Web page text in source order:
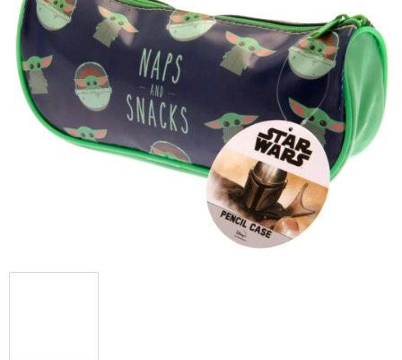
je
0,0
z
hvězdiček.